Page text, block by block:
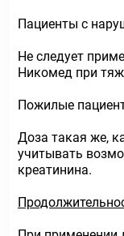
Пациенты с
Не следует
Никомед при
Пожилые
Доза такая же,
учитывать
креатинина.